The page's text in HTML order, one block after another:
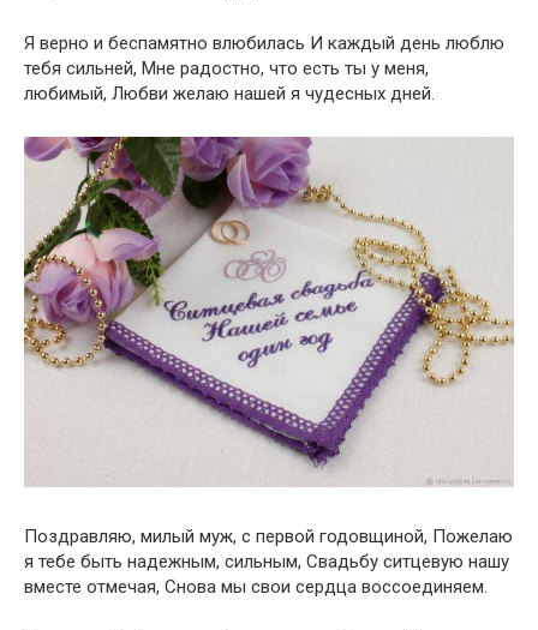
Я верно и беспамятно влюбилась И каждый день люблю
тебя сильней, Мне радостно, что есть ты у меня,
любимый, Любви желаю нашей я чудесных дней.
Поздравляю, милый муж, с первой годовщиной, Пожелаю
я тебе быть надежным, сильным, Свадьбу ситцевую нашу
вместе отмечая, Снова мы свои сердца воссоединяем.